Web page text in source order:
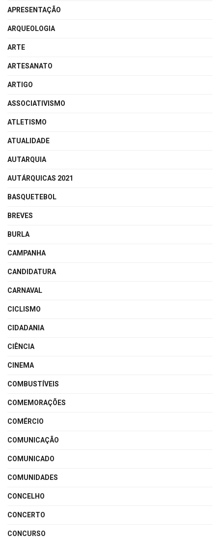
APRESENTAÇÃO
ARQUEOLOGIA
ARTE
ARTESANATO
ARTIGO
ASSOCIATIVISMO
ATLETISMO
ATUALIDADE
AUTARQUIA
AUTÁRQUICAS 2021
BASQUETEBOL
BREVES
BURLA
CAMPANHA
CANDIDATURA
CARNAVAL
CICLISMO
CIDADANIA
CIÊNCIA
CINEMA
COMBUSTÍVEIS
COMEMORAÇÕES
COMÉRCIO
COMUNICAÇÃO
COMUNICADO
COMUNIDADES
CONCELHO
CONCERTO
CONCURSO